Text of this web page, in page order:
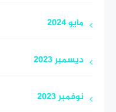
مايو 2024
ديسمبر 2023
نوفمبر 2023